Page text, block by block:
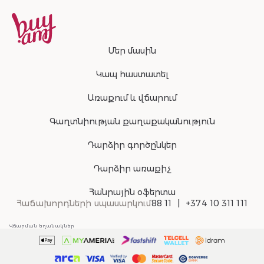
Մեր մասին
Կապ հաստատել
Առաքում և վճարում
Գաղտնիության քաղաքականություն
Դարձիր գործընկեր
Դարձիր առաքիչ
Հանրային օֆերտա
Հաճախորդների սպասարկում88 11 +374 10 311 111
Վճարման եղանակներ